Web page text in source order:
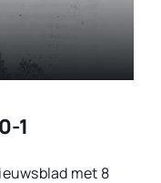
1
met 8